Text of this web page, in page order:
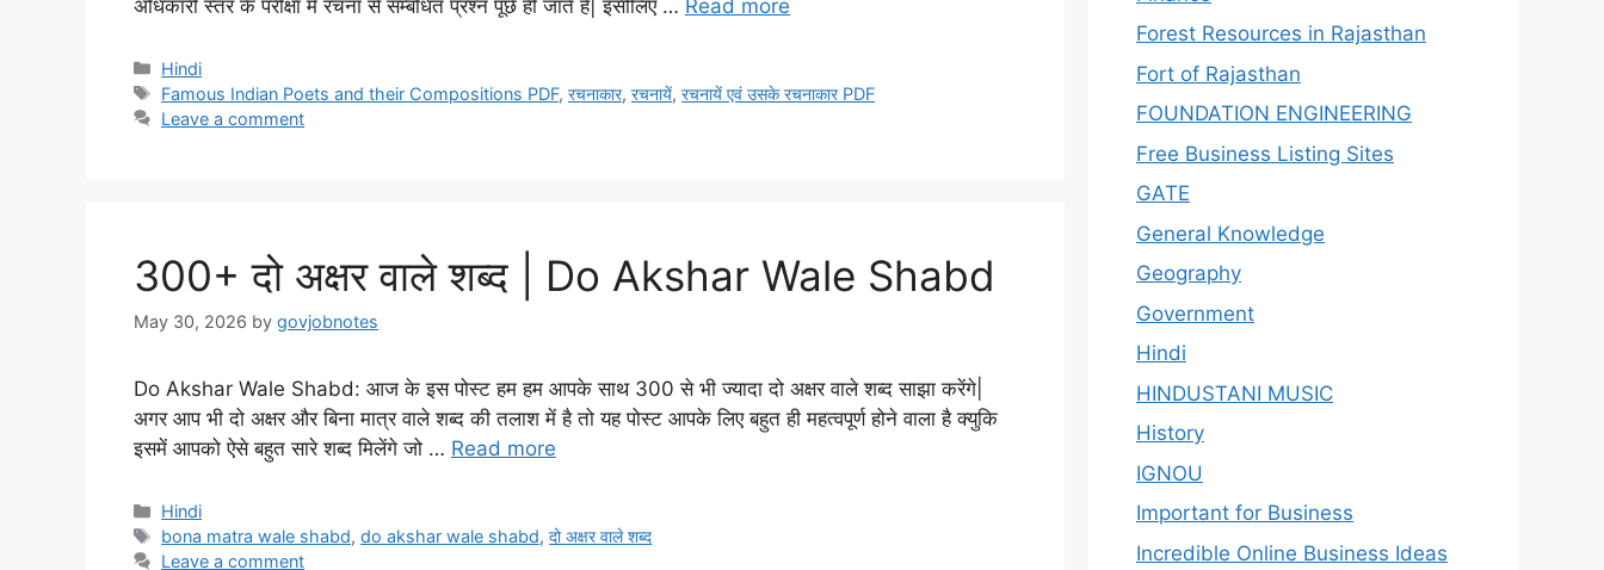
अधिकारी स्तर के परीक्षा में रचना से सम्बंधित प्रश्न पूछे ही जाते है| इसीलिए … Read more
Categories
Hindi
Tags
Famous Indian Poets and their Compositions PDF,रचनाकार,रचनायें,रचनायें एवं उसके रचनाकार PDF
Leave a comment
300+ दो अक्षर वाले शब्द | Do Akshar Wale Shabd
May 30, 2026 by govjobnotes
Do Akshar Wale Shabd: आज के इस पोस्ट हम हम आपके साथ 300 से भी ज्यादा दो अक्षर वाले शब्द साझा करेंगे|
अगर आप भी दो अक्षर और बिना मात्र वाले शब्द की तलाश में है तो यह पोस्ट आपके लिए बहुत ही महत्वपूर्ण होने वाला है क्युकि
इसमें आपको ऐसे बहुत सारे शब्द मिलेंगे जो … Read more
Categories
Hindi
Tags
bona matra wale shabd,do akshar wale shabd,दो अक्षर वाले शब्द
Leave a comment
Forest Resources in Rajasthan
Fort of Rajasthan
FOUNDATION ENGINEERING
Free Business Listing Sites
GATE
General Knowledge
Geography
Government
Hindi
HINDUSTANI MUSIC
History
IGNOU
Important for Business
Incredible Online Business Ideas